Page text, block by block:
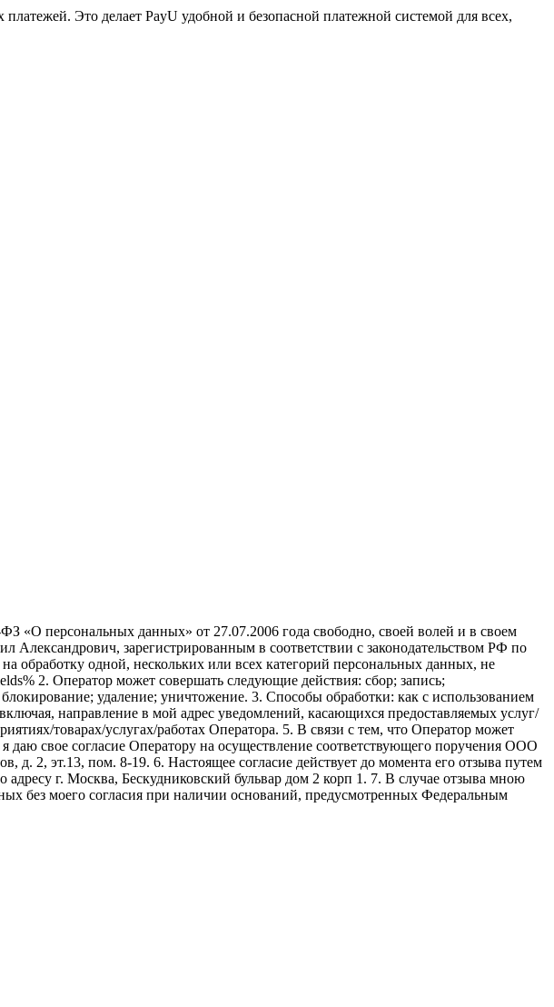
Это делает PayU удобной и безопасной платежной системой для всех,
«О персональных данных» от 27.07.2006 года свободно, своей волей и в своем
зарегистрированным в соответствии с законодательством РФ по
обработку одной, нескольких или всех категорий персональных данных, не
2. Оператор может совершать следующие действия: сбор; запись;
удаление; уничтожение. 3. Способы обработки: как с использованием
направление в мой адрес уведомлений, касающихся предоставляемых услуг/
товарах/услугах/работах Оператора. 5. В связи с тем, что Оператор может
свое согласие Оператору на осуществление соответствующего поручения ООО
2, эт.13, пом. 8-19. 6. Настоящее согласие действует до момента его отзыва путем
г. Москва, Бескудниковский бульвар дом 2 корп 1. 7. В случае отзыва мною
без моего согласия при наличии оснований, предусмотренных Федеральным